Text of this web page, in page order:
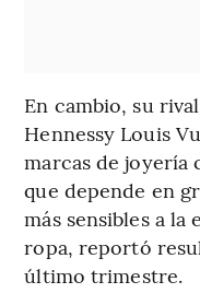
En cambio, su
Hennessy Louis
marcas de joyería
que depende en
más sensibles a
ropa, reportó
último trimestre.